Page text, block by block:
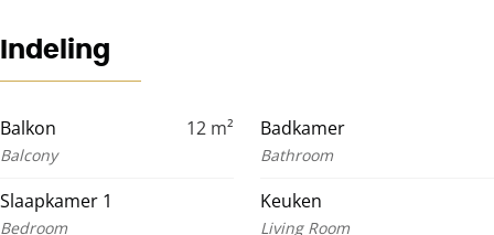
Indeling
Balkon 12 m²
Balcony
Badkamer
Bathroom
Slaapkamer 1
Bedroom
Keuken
Living Room